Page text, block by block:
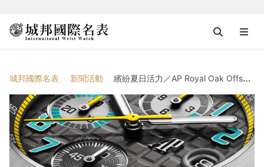
城邦國際名表 新聞活動 繽紛夏日活力／AP Royal Oak Offshore皇家橡樹離岸型計時碼錶42毫米